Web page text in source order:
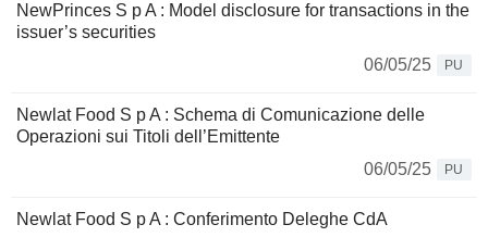
NewPrinces S p A : Model disclosure for transactions in the
issuer’s securities
06/05/25
PU
Newlat Food S p A : Schema di Comunicazione delle
Operazioni sui Titoli dell’Emittente
06/05/25
PU
Newlat Food S p A : Conferimento Deleghe CdA